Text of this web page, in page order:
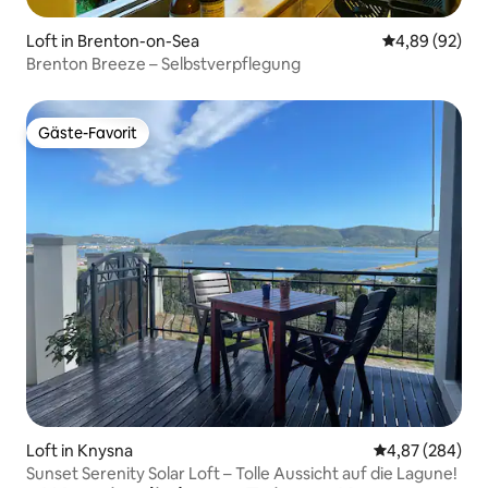
Loft in Brenton-on-Sea
4,89 (92)
Brenton Breeze – Selbstverpflegung
Gäste-Favorit
Gäste-Favorit
Loft in Knysna
4,87 (284)
Sunset Serenity Solar Loft – Tolle Aussicht auf die Lagune!